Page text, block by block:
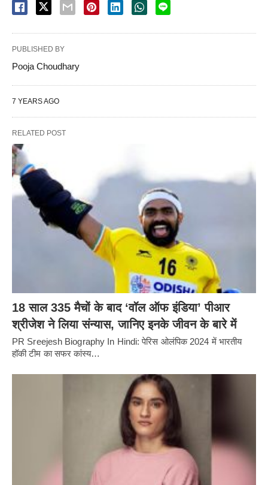
PUBLISHED BY
Pooja Choudhary
7 YEARS AGO
RELATED POST
18 साल 335 मैचों के बाद ‘वॉल ऑफ इंडिया’ पीआर
श्रीजेश ने लिया संन्यास, जानिए इनके जीवन के बारे में
PR Sreejesh Biography In Hindi: पेरिस ओलंपिक 2024 में भारतीय
हॉकी टीम का सफर कांस्य…